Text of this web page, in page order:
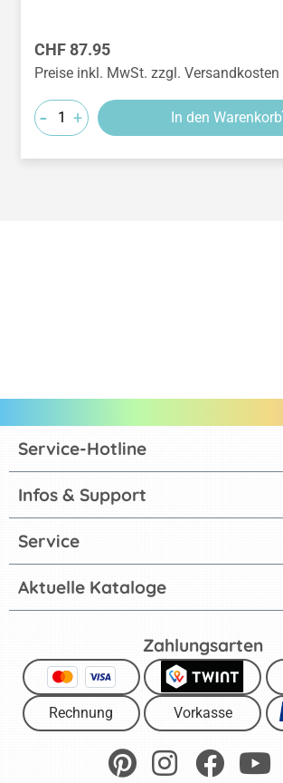
Regulärer Preis:
CHF 87.95
Preise inkl. MwSt. zzgl. Versandkosten
- + In den Warenkorb
Aktuelle Kataloge
Service-Hotline
Infos & Support
Service
Zahlungsarten
Rechnung Vorkasse